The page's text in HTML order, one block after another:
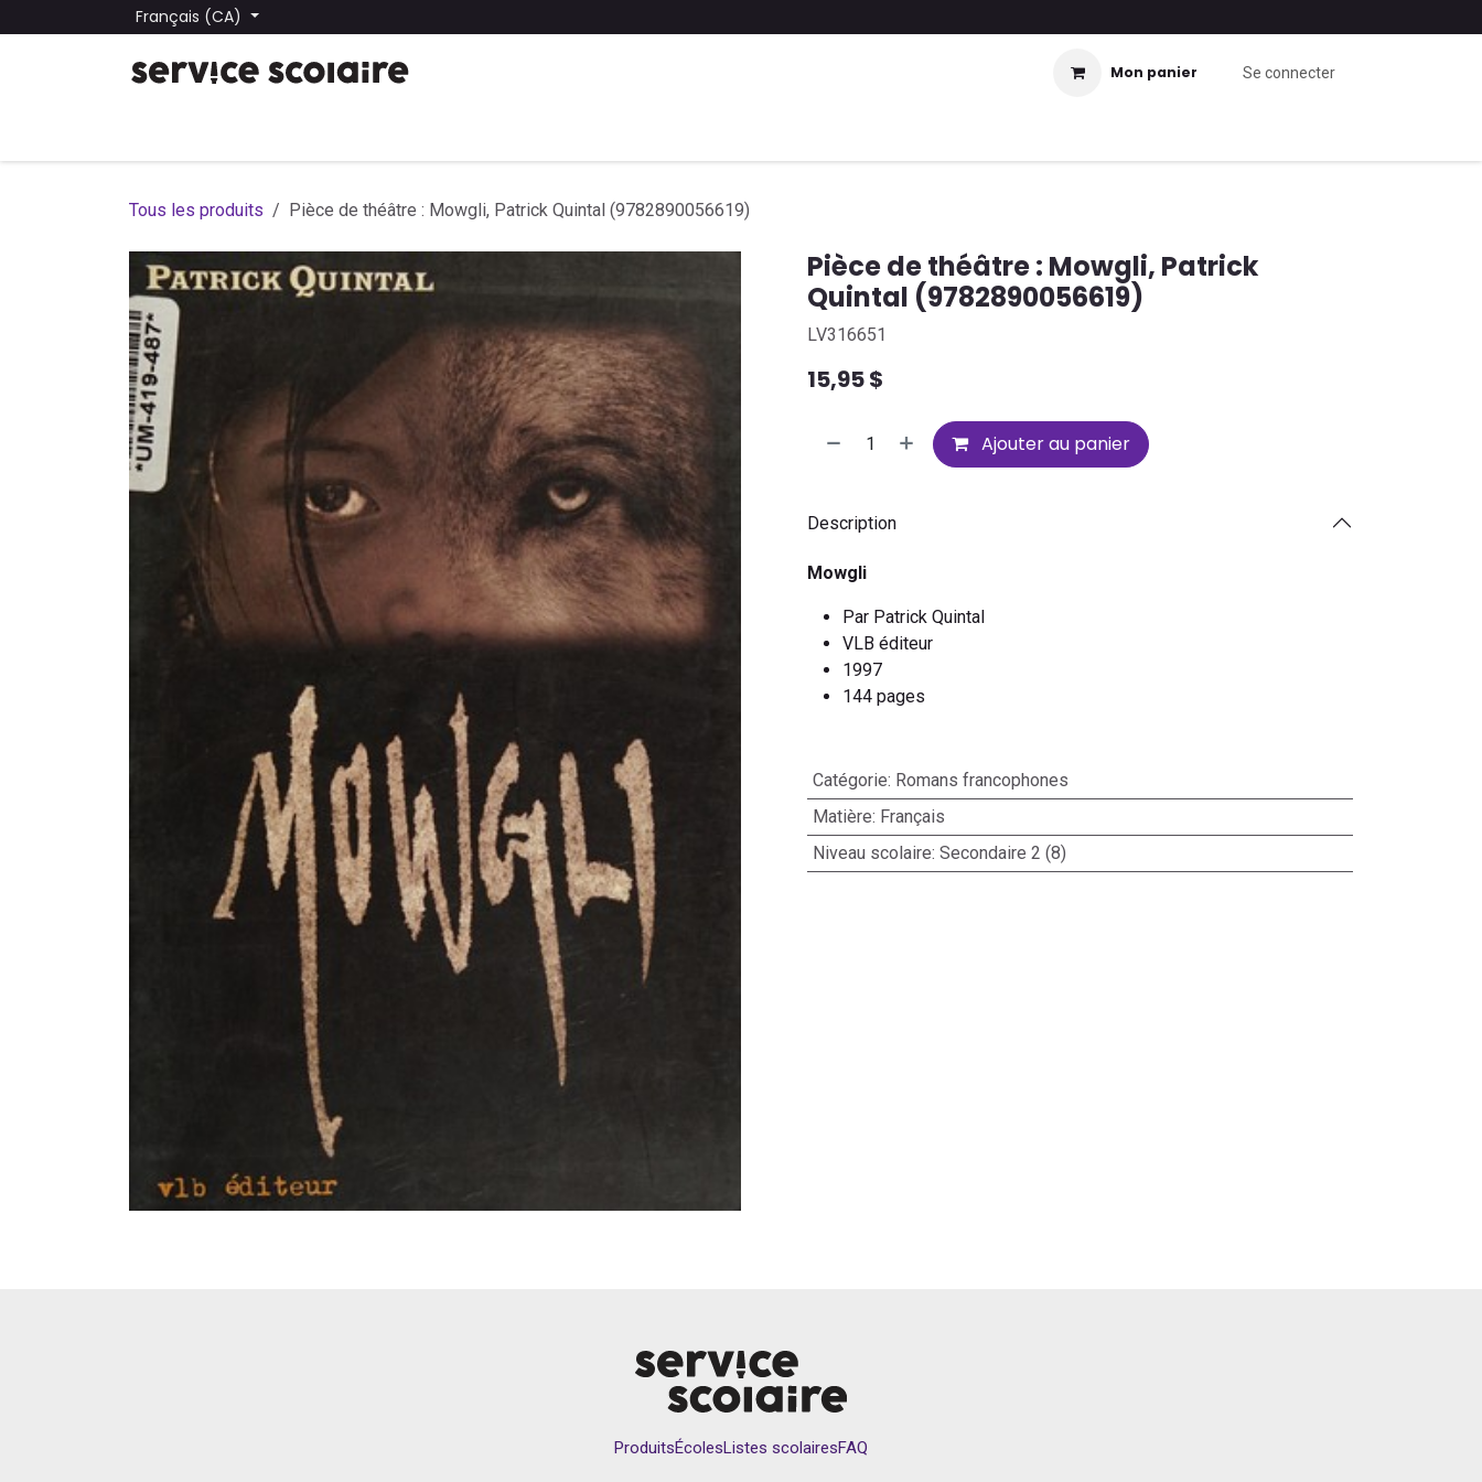
Se rendre au contenuFrançais (CA)
Mon panier Se connecter
Tous les produits Pièce de théâtre : Mowgli, Patrick Quintal (9782890056619)
Pièce de théâtre : Mowgli, Patrick
Quintal (9782890056619)
LV316651
15,95$
Ajouter au panier
Description
Mowgli
Par Patrick Quintal
VLB éditeur
1997
144 pages
Catégorie: Romans francophones
Matière: Français
Niveau scolaire: Secondaire 2 (8)
ProduitsÉcolesListes scolairesFAQ